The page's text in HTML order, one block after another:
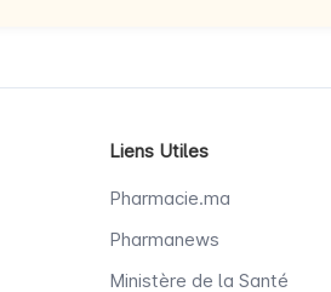
Liens Utiles
Pharmacie.ma
Pharmanews
Ministère de la Santé